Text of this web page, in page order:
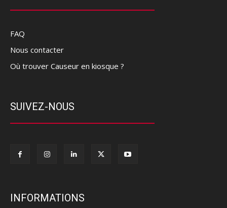
FAQ
Nous contacter
Où trouver Causeur en kiosque ?
SUIVEZ-NOUS
INFORMATIONS